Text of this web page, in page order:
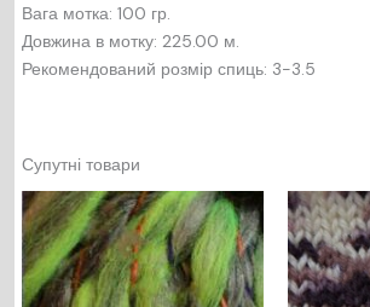
Вага мотка: 100 гр.
Довжина в мотку: 225.00 м.
Рекомендований розмір спиць: 3-3.5
Супутні товари